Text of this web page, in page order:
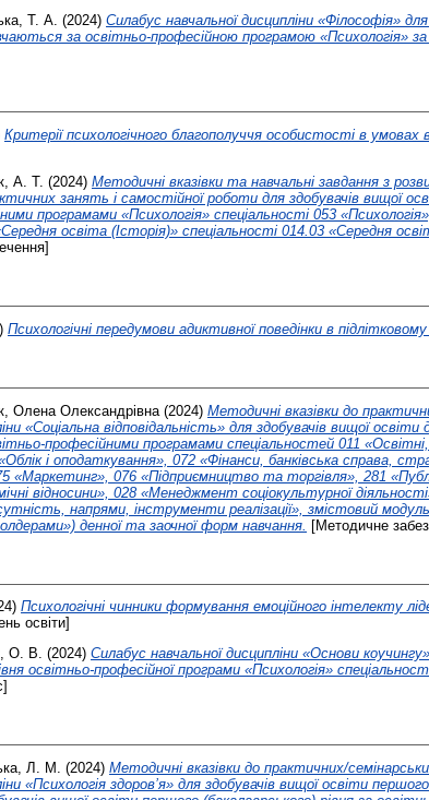
Т. А. (2024) Силабус навчальної дисципліни «Філософія»
за освітньо-професійною програмою «Психологія»
Критерії психологічного благополуччя особистості в умовах
А. Т. (2024) Методичні вказівки та навчальні завдання з
занять і самостійної роботи для здобувачів вищої
програмами «Психологія» спеціальності 053
освіта (Історія)» спеціальності 014.03 «Середня
Психологічні передумови адиктивної поведінки в підлітковому
Олена Олександрівна (2024) Методичні вказівки до
«Соціальна відповідальність» для здобувачів вищої освіти
професійними програмами спеціальностей 011 «Освітні,
і оподаткування», 072 «Фінанси, банківська справа,
076 «Підприємництво та торгівля», 281
відносини», 028 «Менеджмент соціокультурної
напрями, інструменти реалізації», змістовий
денної та заочної форм навчання. [Методичне
Психологічні чинники формування емоційного інтелекту
освіти]
О. В. (2024) Силабус навчальної дисципліни «Основи
освітньо-професійної програми «Психологія»
Л. М. (2024) Методичні вказівки до практичних/
«Психологія здоров’я» для здобувачів вищої освіти